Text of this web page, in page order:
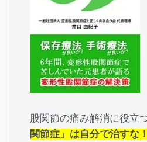
股関節の痛み解消に役立
関節症」は自分で治すな